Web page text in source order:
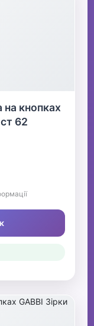
кнопках
62